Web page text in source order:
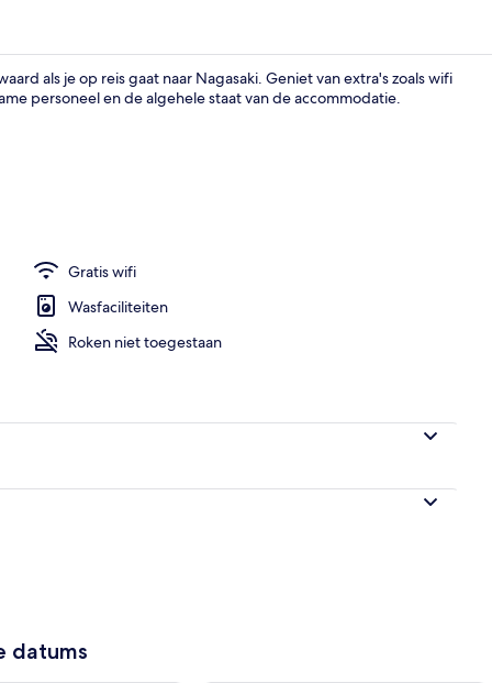
als je op reis gaat naar Nagasaki. Geniet van extra's zoals wifi
personeel en de algehele staat van de accommodatie.
Gratis wifi
Wasfaciliteiten
Roken niet toegestaan
datums